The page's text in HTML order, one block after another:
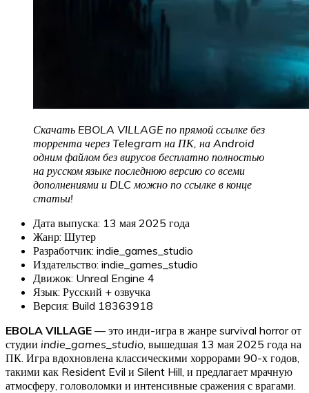
Скачать EBOLA VILLAGE по прямой ссылке без
торрента через Telegram на ПК, на Android
одним файлом без вирусов бесплатно полностью
на русском языке последнюю версию со всеми
дополнениями и DLC можно по ссылке в конце
статьи!
Дата выпуска: 13 мая 2025 года
Жанр: Шутер
Разработчик: indie_games_studio
Издательство: indie_games_studio
Движок: Unreal Engine 4
Язык: Русский + озвучка
Версия: Build 18363918
EBOLA VILLAGE — это инди-игра в жанре survival horror от
студии indie_games_studio , вышедшая 13 мая 2025 года на
ПК. Игра вдохновлена классическими хоррорами 90-х годов,
такими как Resident Evil и Silent Hill, и предлагает мрачную
атмосферу, головоломки и интенсивные сражения с врагами.